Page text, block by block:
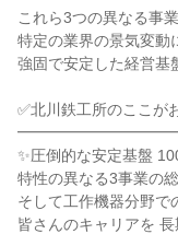
これら3つの異なる事
特定の業界の景気変動
強固で安定した経営基
✅北川鉄工所のここが
✨圧倒的な安定基盤
特性の異なる3事業の総
そして工作機器分野で
皆さんのキャリアを 長